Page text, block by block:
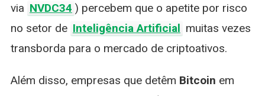
via NVDC34 ) percebem que o apetite por risco
no setor de Inteligência Artificial muitas vezes
transborda para o mercado de criptoativos.
Além disso, empresas que detêm Bitcoin em